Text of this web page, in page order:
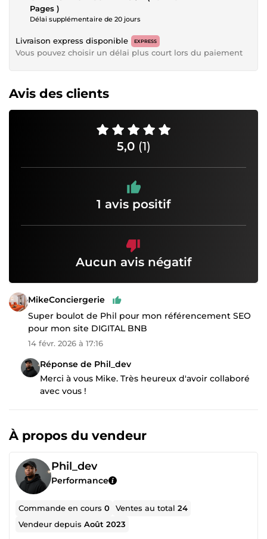
Pages )
Délai supplémentaire de 20 jours
Livraison express disponible EXPRESS
Vous pouvez choisir un délai plus court lors du paiement
Avis des clients
5,0 (1)
1 avis positif
Aucun avis négatif
MikeConciergerie
Super boulot de Phil pour mon référencement SEO
pour mon site DIGITAL BNB
14 févr. 2026 à 17:16
Réponse de Phil_dev
Merci à vous Mike. Très heureux d'avoir collaboré
avec vous !
À propos du vendeur
Phil_dev
Performance
Commande en cours0 Ventes au total24
Vendeur depuisAoût 2023